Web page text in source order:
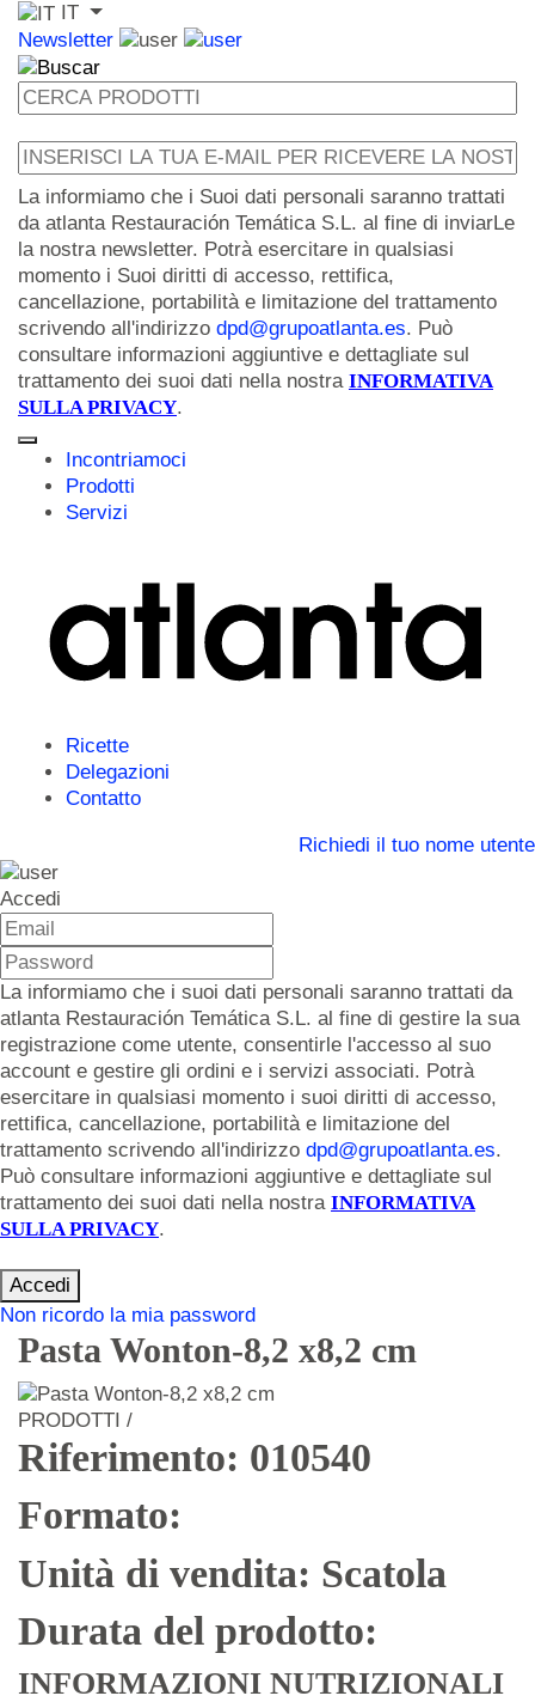
IT
Newsletter
La informiamo che i Suoi dati personali saranno trattati
da atlanta Restauración Temática S.L. al fine di inviarLe
la nostra newsletter. Potrà esercitare in qualsiasi
momento i Suoi diritti di accesso, rettifica,
cancellazione, portabilità e limitazione del trattamento
scrivendo all'indirizzo dpd@grupoatlanta.es. Può
consultare informazioni aggiuntive e dettagliate sul
trattamento dei suoi dati nella nostra INFORMATIVA
SULLA PRIVACY.
Incontriamoci
Prodotti
Servizi
Ricette
Delegazioni
Contatto
Richiedi il tuo nome utente
Accedi
La informiamo che i suoi dati personali saranno trattati da
atlanta Restauración Temática S.L. al fine di gestire la sua
registrazione come utente, consentirle l'accesso al suo
account e gestire gli ordini e i servizi associati. Potrà
esercitare in qualsiasi momento i suoi diritti di accesso,
rettifica, cancellazione, portabilità e limitazione del
trattamento scrivendo all'indirizzo dpd@grupoatlanta.es.
Può consultare informazioni aggiuntive e dettagliate sul
trattamento dei suoi dati nella nostra INFORMATIVA
SULLA PRIVACY.
Accedi
Non ricordo la mia password
Pasta Wonton-8,2 x8,2 cm
PRODOTTI /
Riferimento: 010540
Formato:
Unità di vendita: Scatola
Durata del prodotto:
INFORMAZIONI NUTRIZIONALI